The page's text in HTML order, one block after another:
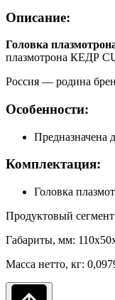
Описание:
Головка
плазмотрона КЕДР
Россия — родина
Особенности:
Предназначена
Комплектация:
Головка
Продуктовый
Габариты, мм:
Масса нетто, кг: